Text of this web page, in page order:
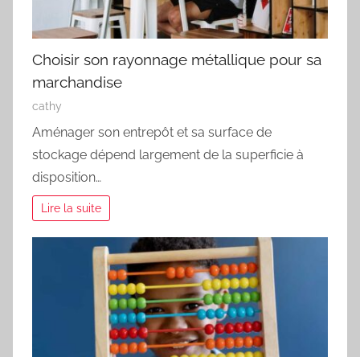
Choisir son rayonnage métallique pour sa
marchandise
cathy
Aménager son entrepôt et sa surface de
stockage dépend largement de la superficie à
disposition…
Lire la suite